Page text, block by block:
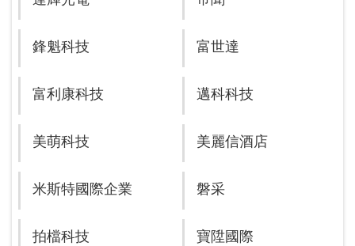
鋒魁科技 富世達
富利康科技 邁科科技
美萌科技 美麗信酒店
米斯特國際企業 磐采
拍檔科技 寶陞國際